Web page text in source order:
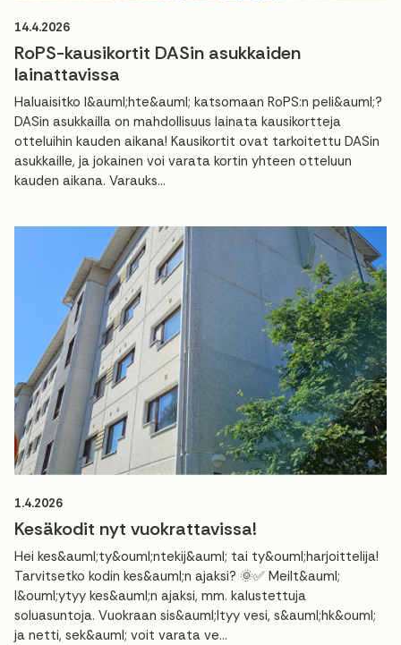
14.4.2026
RoPS-kausikortit DASin asukkaiden
lainattavissa
Haluaisitko l&auml;hte&auml; katsomaan RoPS:n peli&auml;?
DASin asukkailla on mahdollisuus lainata kausikortteja
otteluihin kauden aikana! Kausikortit ovat tarkoitettu DASin
asukkaille, ja jokainen voi varata kortin yhteen otteluun
kauden aikana. Varauks...
1.4.2026
Kesäkodit nyt vuokrattavissa!
Hei kes&auml;ty&ouml;ntekij&auml; tai ty&ouml;harjoittelija!
Tarvitsetko kodin kes&auml;n ajaksi? 🌞✅ Meilt&auml;
l&ouml;ytyy kes&auml;n ajaksi, mm. kalustettuja
soluasuntoja. Vuokraan sis&auml;ltyy vesi, s&auml;hk&ouml;
ja netti, sek&auml; voit varata ve...